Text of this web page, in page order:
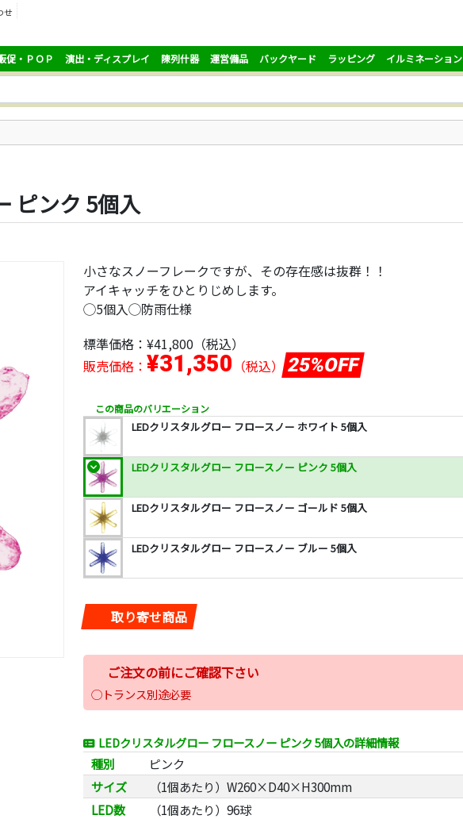
せ
促・ＰＯＰ 演出・ディスプレイ 陳列什器 運営備品 バックヤード ラッピング イルミネーション
ピンク 5個入
小さなスノーフレークですが、その存在感は抜群！！
アイキャッチをひとりじめします。
◯5個入◯防雨仕様
標準価格： ¥41,800 （税込）
販売価格： ¥31,350 （税込） 25%OFF
この商品のバリエーション
LEDクリスタルグロー フロースノー ホワイト 5個入
LEDクリスタルグロー フロースノー ピンク 5個入
LEDクリスタルグロー フロースノー ゴールド 5個入
LEDクリスタルグロー フロースノー ブルー 5個入
取り寄せ商品
ご注文の前にご確認下さい
◯トランス別途必要
LEDクリスタルグロー フロースノー ピンク 5個入の詳細情報
種別
ピンク
サイズ
（1個あたり）W260×D40×H300mm
LED数
（1個あたり）96球